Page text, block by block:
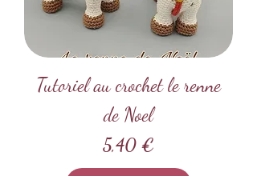
Tutoriel au crochet le renne
de Noel
Prix
5,40 €